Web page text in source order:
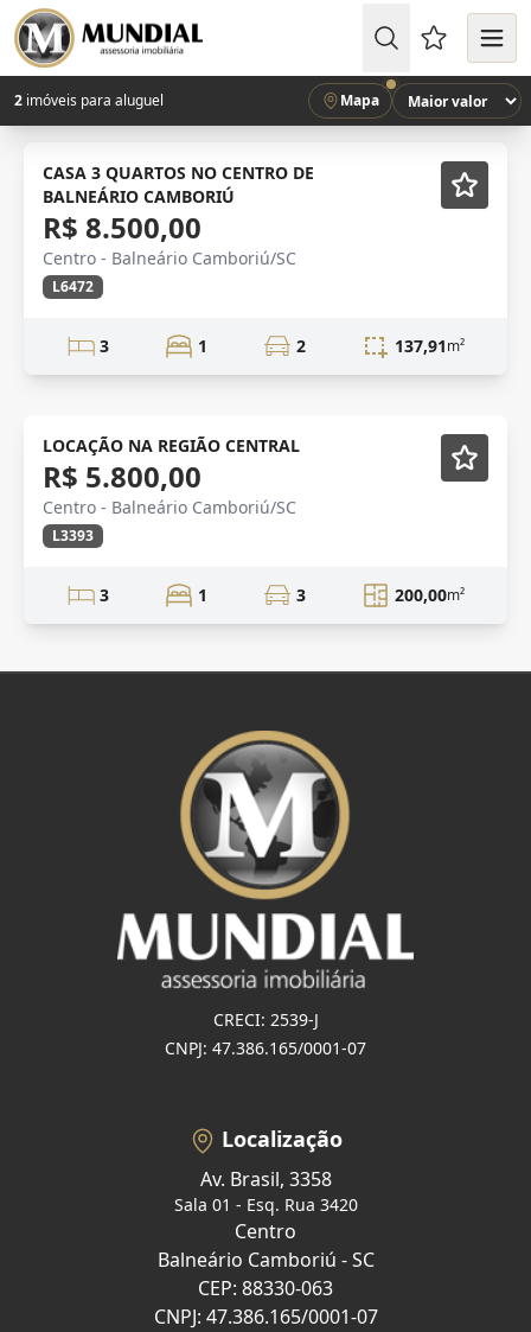
Favoritos
2 imóveis para aluguel Mapa
LOCAÇÃO
CASA 3 QUARTOS NO CENTRO DE
BALNEÁRIO CAMBORIÚ
R$ 8.500,00
Centro - Balneário Camboriú/SC
L6472
3 1 2 137,91m²
ANUAL
LOCAÇÃO NA REGIÃO CENTRAL
R$ 5.800,00
Centro - Balneário Camboriú/SC
L3393
3 1 3 200,00m²
CRECI: 2539-J
CNPJ: 47.386.165/0001-07
Localização
Av. Brasil, 3358
Sala 01 - Esq. Rua 3420
Centro
Balneário Camboriú - SC
CEP: 88330-063
CNPJ: 47.386.165/0001-07